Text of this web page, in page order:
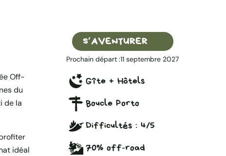
Off-
du
de la
idéal
S’AVENTURER
Prochain départ :11 septembre 2027
Gîte + Hôtels
Boucle Porto
Difficultés : 4/5
70% off-road